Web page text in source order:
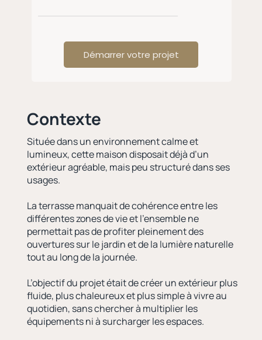
Contexte
Située dans un environnement calme et
lumineux, cette maison disposait déjà d’un
extérieur agréable, mais peu structuré dans ses
usages.
La terrasse manquait de cohérence entre les
différentes zones de vie et l’ensemble ne
permettait pas de profiter pleinement des
ouvertures sur le jardin et de la lumière naturelle
tout au long de la journée.
L’objectif du projet était de créer un extérieur plus
fluide, plus chaleureux et plus simple à vivre au
quotidien, sans chercher à multiplier les
équipements ni à surcharger les espaces.
Démarrer votre projet